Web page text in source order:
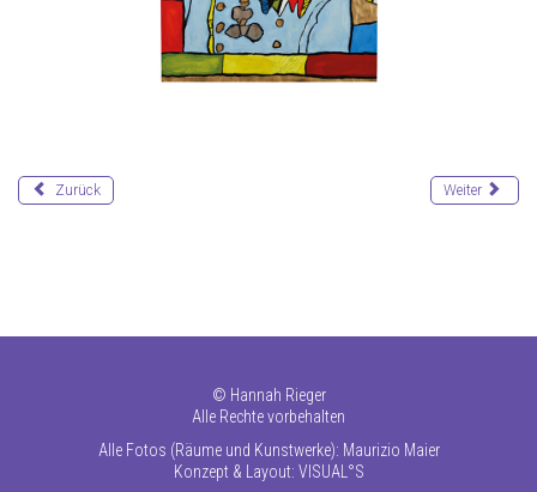
Zurück Weiter
© Hannah Rieger
Alle Rechte vorbehalten
Alle Fotos (Räume und Kunstwerke): Maurizio Maier
Konzept & Layout: VISUAL°S